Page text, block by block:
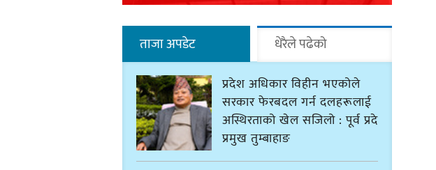
ताजा अपडेट धेरैले पढेको
प्रदेश अधिकार विहीन भएकोले
सरकार फेरबदल गर्न दलहरूलाई
अस्थिरताको खेल सजिलो : पूर्व प्रदेश
प्रमुख तुम्बाहाङ